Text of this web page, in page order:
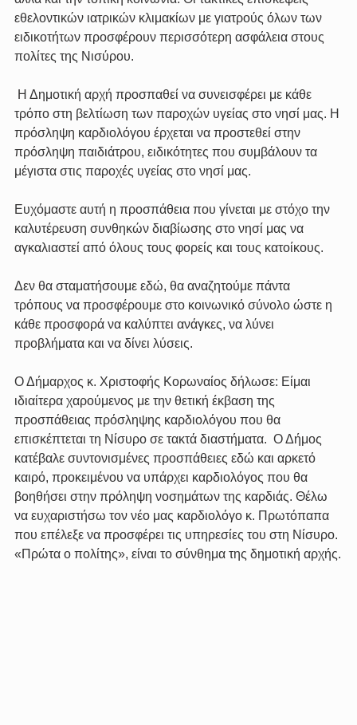
εθελοντικών ιατρικών κλιμακίων με γιατρούς όλων των
ειδικοτήτων προσφέρουν περισσότερη ασφάλεια στους
πολίτες της Νισύρου.
τρόπο στη βελτίωση των παροχών υγείας στο νησί μας. Η
πρόσληψη καρδιολόγου έρχεται να προστεθεί στην
πρόσληψη παιδιάτρου, ειδικότητες που συμβάλουν τα
μέγιστα στις παροχές υγείας στο νησί μας.
Ευχόμαστε αυτή η προσπάθεια που γίνεται με στόχο την
καλυτέρευση συνθηκών διαβίωσης στο νησί μας να
αγκαλιαστεί από όλους τους φορείς και τους κατοίκους.
Δεν θα σταματήσουμε εδώ, θα αναζητούμε πάντα
τρόπους να προσφέρουμε στο κοινωνικό σύνολο ώστε η
κάθε προσφορά να καλύπτει ανάγκες, να λύνει
προβλήματα και να δίνει λύσεις.
Ο Δήμαρχος κ. Χριστοφής Κορωναίος δήλωσε: Είμαι
ιδιαίτερα χαρούμενος με την θετική έκβαση της
προσπάθειας πρόσληψης καρδιολόγου που θα
επισκέπτεται τη Νίσυρο σε τακτά διαστήματα.  Ο Δήμος
κατέβαλε συντονισμένες προσπάθειες εδώ και αρκετό
καιρό, προκειμένου να υπάρχει καρδιολόγος που θα
βοηθήσει στην πρόληψη νοσημάτων της καρδιάς. Θέλω
να ευχαριστήσω τον νέο μας καρδιολόγο κ. Πρωτόπαπα
που επέλεξε να προσφέρει τις υπηρεσίες του στη Νίσυρο.
«Πρώτα ο πολίτης», είναι το σύνθημα της δημοτική αρχής.